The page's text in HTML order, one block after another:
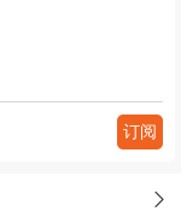
订阅